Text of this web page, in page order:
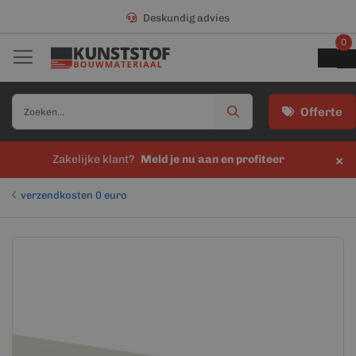
Deskundig advies
Offerte
0
Zakelijke klant? Meld je nu aan en profiteer ×
verzendkosten 0 euro